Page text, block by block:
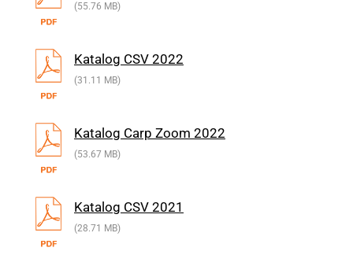
(55.76 MB)
Katalog CSV 2022
(31.11 MB)
Katalog Carp Zoom 2022
(53.67 MB)
Katalog CSV 2021
(28.71 MB)